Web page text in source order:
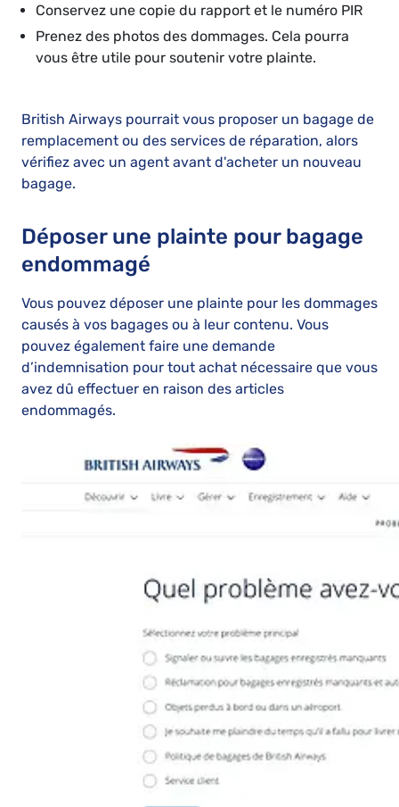
Conservez une copie du rapport et le numéro PIR
Prenez des photos des dommages. Cela pourra
vous être utile pour soutenir votre plainte.
British Airways pourrait vous proposer un bagage de
remplacement ou des services de réparation, alors
vérifiez avec un agent avant d'acheter un nouveau
bagage.
Déposer une plainte pour bagage
endommagé
Vous pouvez déposer une plainte pour les dommages
causés à vos bagages ou à leur contenu. Vous
pouvez également faire une demande
d’indemnisation pour tout achat nécessaire que vous
avez dû effectuer en raison des articles
endommagés.